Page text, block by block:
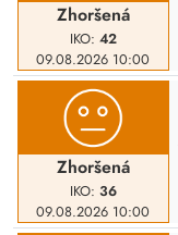
Zhoršená
IKO: 42
09.08.2026 10:00
Zhoršená
IKO: 36
09.08.2026 10:00